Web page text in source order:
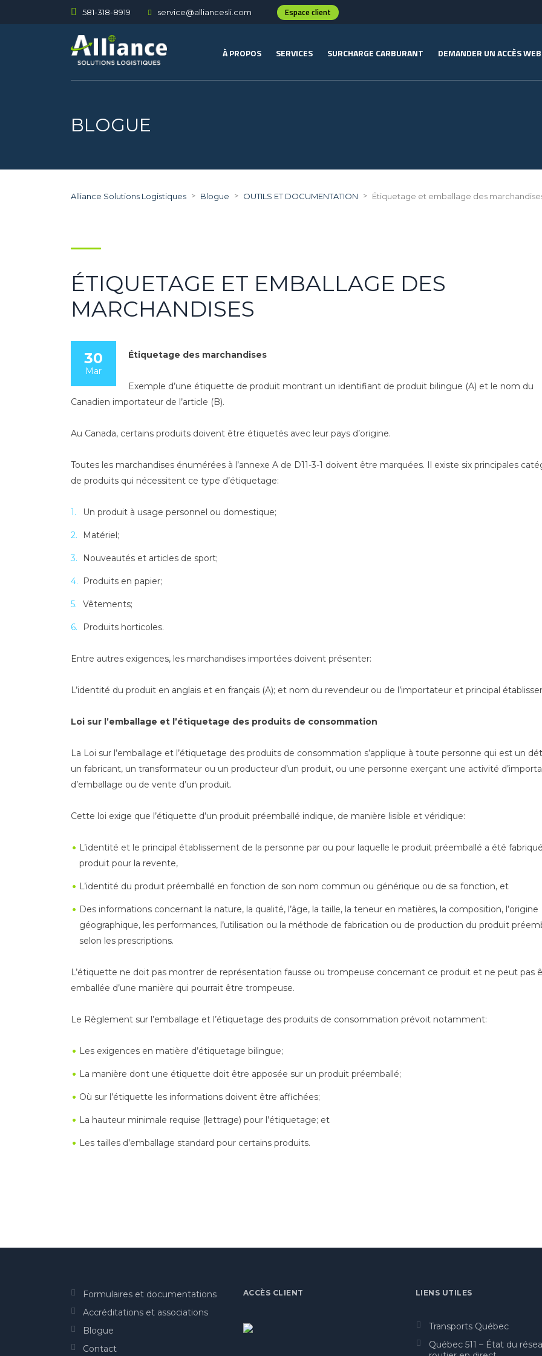
581-318-8919 service@alliancesli.com Espace client
À PROPOS SERVICES SURCHARGE CARBURANT DEMANDER UN ACCÈS WEB
BLOGUE
Alliance Solutions Logistiques > Blogue > OUTILS ET DOCUMENTATION > Étiquetage et emballage des
ÉTIQUETAGE ET EMBALLAGE DES
MARCHANDISES
30
Mar
Étiquetage des marchandises
Exemple d’une étiquette de produit montrant un identifiant de produit bilingue (A) et le nom du
Canadien importateur de l’article (B).
Au Canada, certains produits doivent être étiquetés avec leur pays d’origine.
Toutes les marchandises énumérées à l’annexe A de D11-3-1 doivent être marquées. Il existe six principales
de produits qui nécessitent ce type d’étiquetage:
Un produit à usage personnel ou domestique;
Matériel;
Nouveautés et articles de sport;
Produits en papier;
Vêtements;
Produits horticoles.
Entre autres exigences, les marchandises importées doivent présenter:
L’identité du produit en anglais et en français (A); et nom du revendeur ou de l’importateur et principal
Loi sur l’emballage et l’étiquetage des produits de consommation
La Loi sur l’emballage et l’étiquetage des produits de consommation s’applique à toute personne qui est un
un fabricant, un transformateur ou un producteur d’un produit, ou une personne exerçant une activité
d’emballage ou de vente d’un produit.
Cette loi exige que l’étiquette d’un produit préemballé indique, de manière lisible et véridique:
L’identité et le principal établissement de la personne par ou pour laquelle le produit préemballé a été
produit pour la revente,
L’identité du produit préemballé en fonction de son nom commun ou générique ou de sa fonction, et
Des informations concernant la nature, la qualité, l’âge, la taille, la teneur en matières, la composition, l’origine
géographique, les performances, l’utilisation ou la méthode de fabrication ou de production du produit
selon les prescriptions.
L’étiquette ne doit pas montrer de représentation fausse ou trompeuse concernant ce produit et ne peut pas
emballée d’une manière qui pourrait être trompeuse.
Le Règlement sur l’emballage et l’étiquetage des produits de consommation prévoit notamment:
Les exigences en matière d’étiquetage bilingue;
La manière dont une étiquette doit être apposée sur un produit préemballé;
Où sur l’étiquette les informations doivent être affichées;
La hauteur minimale requise (lettrage) pour l’étiquetage; et
Les tailles d’emballage standard pour certains produits.
Formulaires et documentations
Accréditations et associations
Blogue
Contact
ACCÈS CLIENT LIENS UTILES
Transports Québec
Québec 511 – État du